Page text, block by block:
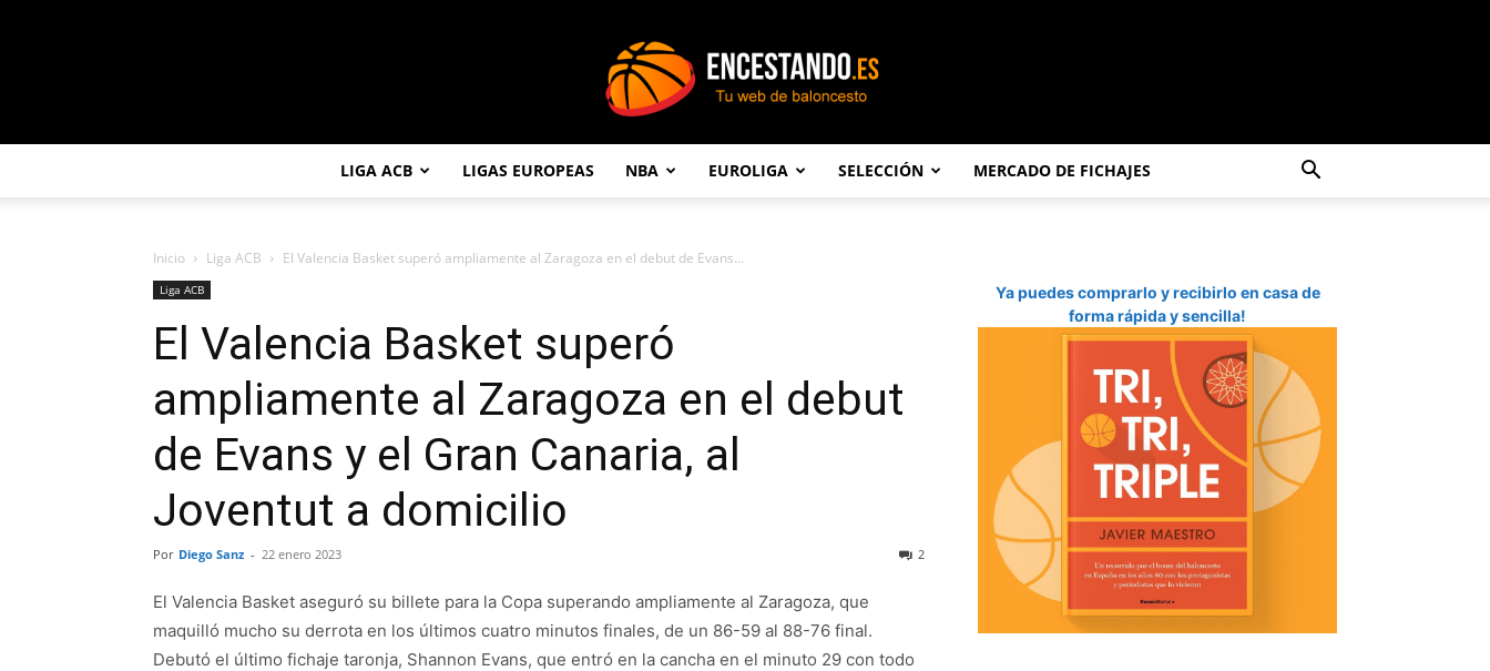
LIGA ACB LIGAS EUROPEAS NBA EUROLIGA SELECCIÓN MERCADO DE FICHAJES
Inicio Liga ACB El Valencia Basket superó ampliamente al Zaragoza en el debut de Evans...
Liga ACB
El Valencia Basket superó
ampliamente al Zaragoza en el debut
de Evans y el Gran Canaria, al
Joventut a domicilio
Por Diego Sanz - 22 enero 2023 2
El Valencia Basket aseguró su billete para la Copa superando ampliamente al Zaragoza, que
maquilló mucho su derrota en los últimos cuatro minutos finales, de un 86-59 al 88-76 final.
Debutó el último fichaje taronja, Shannon Evans, que entró en la cancha en el minuto 29 con todo
Ya puedes comprarlo y recibirlo en casa de
forma rápida y sencilla!